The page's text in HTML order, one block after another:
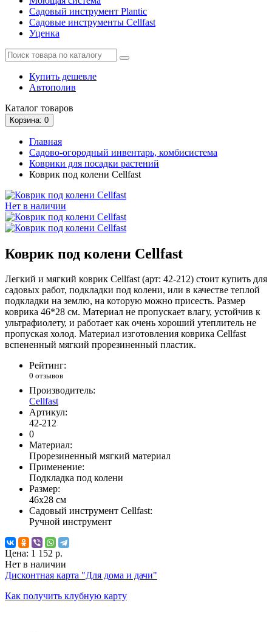
Садовый инструмент Plantic
Садовые инструменты Cellfast
Уценка
Купить дешевле
Автополив
Каталог товаров
Корзина: 0
Главная
Садово-огородный инвентарь, комбисистема
Коврики для посадки растений
Коврик под колени Cellfast
Нет в наличии
Коврик под колени Cellfast
Легкий и мягкий коврик Cellfast (арт: 42-212) стоит купить для
садовых работ, подкладки под колени, или в качестве теплой
подкладки на землю, на которую можно присесть. Размер
коврика 46*28 см. Материал не пропускает влагу, устойчив к
ультрафиолету, и работает как очень хороший утеплитель не
пропуская холод. Материал изготовления коврика Cellfast
вспененный мягкий прорезиненный пластик.
Рейтинг:
0 отзывов
Производитель:
Cellfast
Артикул:
42-212
0
Материал:
Прорезиненный мягкий материал
Применение:
Подкладка под колени
Размер:
46х28 см
Садовый инструмент Cellfast:
Ручной инструмент
Цена: 1 152 р.
Нет в наличии
Дисконтная карта "Для дома и дачи"
Как получить клубную карту